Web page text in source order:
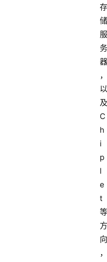
存
储
服
务
器
，
以
及
C
h
i
p
l
e
t
等
方
向
，